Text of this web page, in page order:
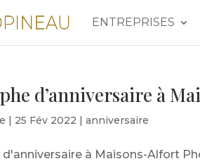
ENTREPRISES
d’anniversaire à
| 25 Fév 2022 |anniversaire
à Maisons-Alfort